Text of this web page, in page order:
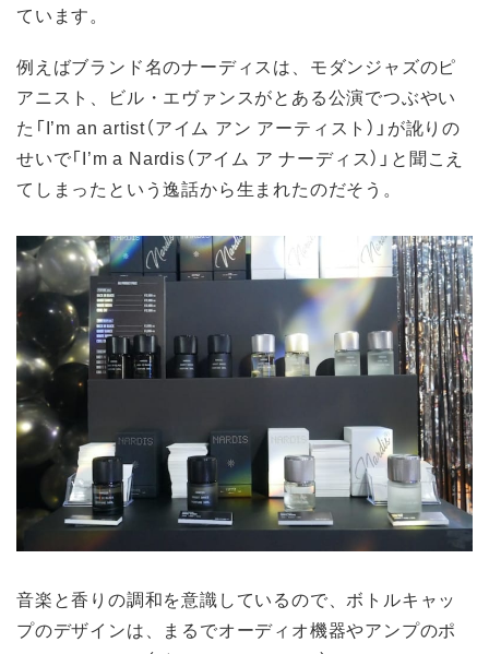
ています。
例えばブランド名のナーディスは、モダンジャズのピ
アニスト、ビル・エヴァンスがとある公演でつぶやい
た「I’m an artist（アイム アン アーティスト）」が訛りの
せいで「I’m a Nardis（アイム ア ナーディス）」と聞こえ
てしまったという逸話から生まれたのだそう。
音楽と香りの調和を意識しているので、ボトルキャッ
プのデザインは、まるでオーディオ機器やアンプのポ